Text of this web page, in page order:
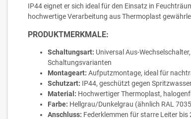
IP44 eignet er sich ideal für den Einsatz in
hochwertige Verarbeitung aus Thermoplast
PRODUKTMERKMALE:
Schaltungsart: Universal Aus-
Schaltungsvarianten
Montageart: Aufputzmontage, ideal für
Schutzart: IP44, geschützt gegen
Material: Hochwertiger Thermoplast,
Farbe: Hellgrau/Dunkelgrau (ähnlich RAL
Anschluss: Federklemmen für starre Leiter bis